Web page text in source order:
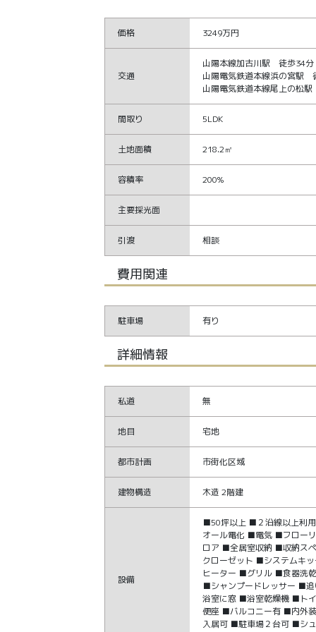
価格 3249万円
交通
山陽本線加古川駅 徒歩34分
山陽電気鉄道本線浜の宮駅
山陽電気鉄道本線尾上の松
間取り 5LDK
土地面積 218.2㎡
容積率 200%
主要採光面
引渡 相談
費用関連
駐車場 有り
詳細情報
私道 無
地目 宅地
都市計画 市街化区域
建物構造 木造 2階建
設備
■50坪以上 ■２沿線以上利
オール電化 ■電気 ■フロー
ロア ■全居室収納 ■収納ス
クローゼット ■システムキ
ヒーター ■グリル ■食器洗
■シャンプードレッサー ■
浴室に窓 ■浴室乾燥機 ■ト
便座 ■バルコニー有 ■内外
入居可 ■駐車場２台可 ■シ